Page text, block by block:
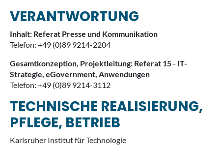
VERANTWORTUNG
Inhalt: Referat Presse und Kommunikation
Telefon: +49 (0)89 9214-2204
Gesamtkonzeption, Projektleitung: Referat 15 - IT-
Strategie, eGovernment, Anwendungen
Telefon: +49 (0)89 9214-3112
TECHNISCHE REALISIERUNG,
PFLEGE, BETRIEB
Karlsruher Institut für Technologie